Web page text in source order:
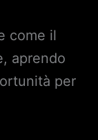
come il
aprendo
per